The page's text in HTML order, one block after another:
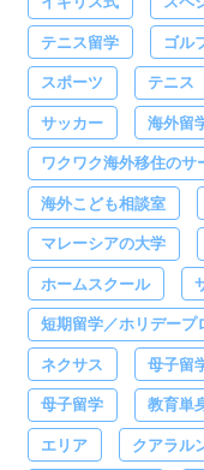
テニス留学 ゴル
スポーツ テニス
サッカー 海外留
ワクワク海外移住のサ
海外こども相談室
マレーシアの大学
ホームスクール
短期留学／ホリデープ
ネクサス 母子留
母子留学 教育単
エリア クアラル